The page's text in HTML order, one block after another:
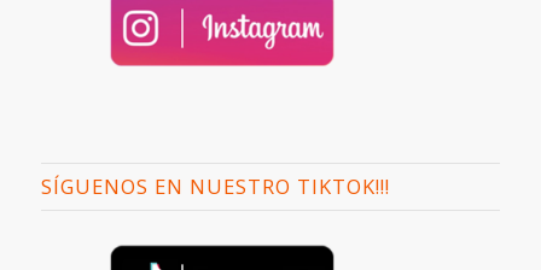
SÍGUENOS EN NUESTRO TIKTOK!!!